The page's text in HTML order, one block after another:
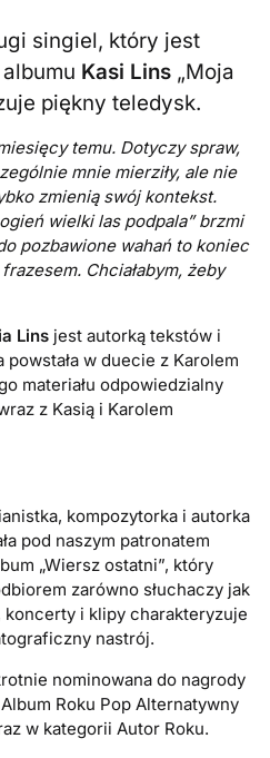
singiel, który jest
Kasi Lins „Moja
piękny teledysk.
temu. Dotyczy spraw,
mnie mierziły, ale nie
zmienią swój kontekst.
wielki las podpala” brzmi
pozbawione wahań to koniec
Chciałabym, żeby
Lins jest autorką tekstów i
powstała w duecie z Karolem
materiału odpowiedzialny
z Kasią i Karolem
kompozytorka i autorka
pod naszym patronatem
„Wiersz ostatni”, który
zarówno słuchaczy jak
i klipy charakteryzuje
nastrój.
nominowana do nagrody
Roku Pop Alternatywny
w kategorii Autor Roku.